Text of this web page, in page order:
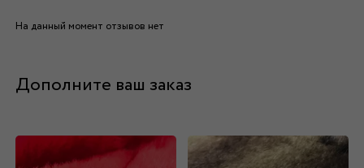
На данный момент отзывов нет
Дополните ваш заказ